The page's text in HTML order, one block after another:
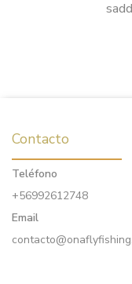
Contacto
Teléfono
+56992612748
Email